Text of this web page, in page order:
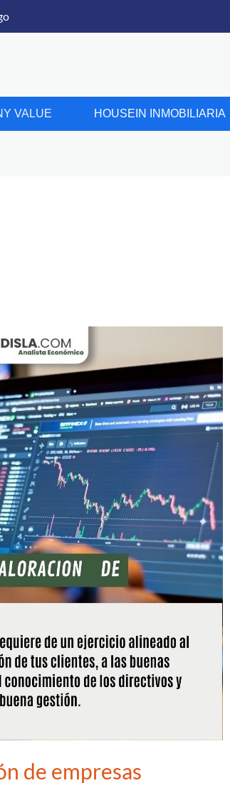
VALUE HOUSEIN INMOBILIARIA
de empresas